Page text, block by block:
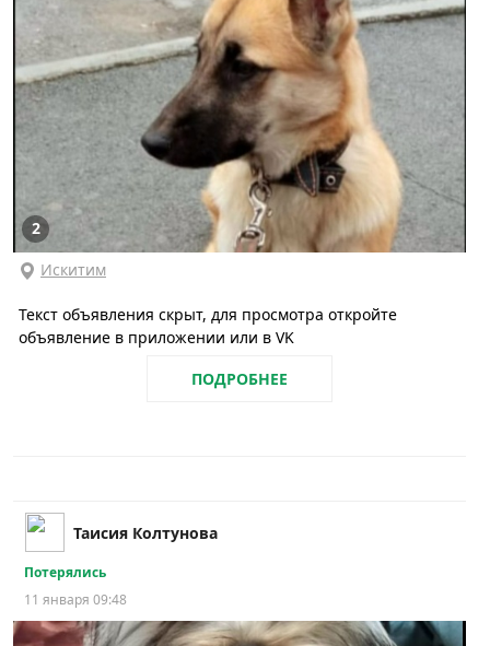
2
Искитим
Текст объявления скрыт, для просмотра откройте
объявление в приложении или в VK
ПОДРОБНЕЕ
Таисия Колтунова
Потерялись
11 января 09:48